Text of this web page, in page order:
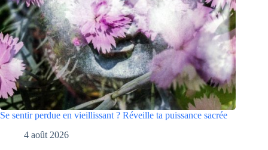
Se sentir perdue en vieillissant ? Réveille ta puissance sacrée
4 août 2026